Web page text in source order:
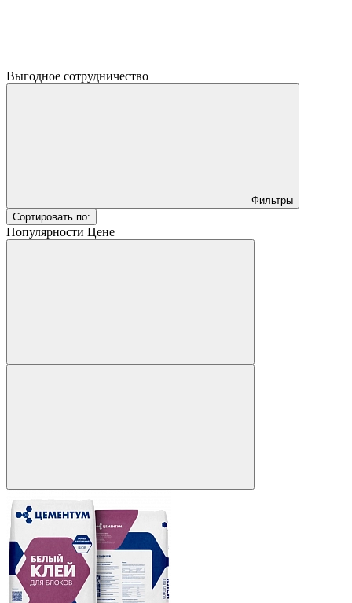
Выгодное сотрудничество
Фильтры
Сортировать по:
Популярности Цене